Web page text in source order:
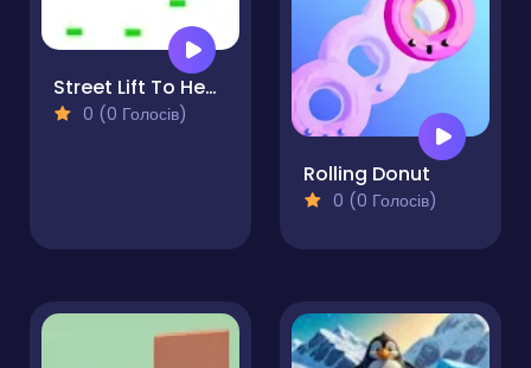
Street Lift To Heaven
0 (0 Голосів)
Rolling Donut
0 (0 Голосів)